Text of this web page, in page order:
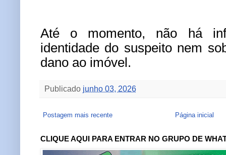
Até o momento, não há
identidade do suspeito nem
dano ao imóvel.
Publicado junho 03, 2026
Postagem mais recente Página inicial
CLIQUE AQUI PARA ENTRAR NO GRUPO DE